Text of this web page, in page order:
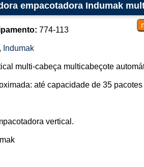
empacotadora Indumak
774-113
Indumak
multi-cabeça multicabeçote
até capacidade de 35 pacotes
vertical.